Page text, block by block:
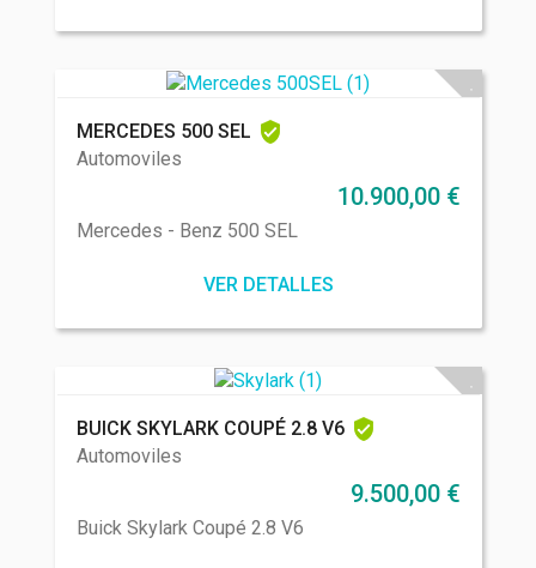
MERCEDES 500 SEL
Automoviles
10.900,00 €
Mercedes - Benz 500 SEL
VER DETALLES
BUICK SKYLARK COUPÉ 2.8 V6
Automoviles
9.500,00 €
Buick Skylark Coupé 2.8 V6